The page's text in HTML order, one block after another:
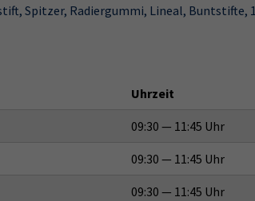
Spitzer, Radiergummi, Lineal, Buntstifte, 1
Uhrzeit
09:30 — 11:45 Uhr
09:30 — 11:45 Uhr
09:30 — 11:45 Uhr